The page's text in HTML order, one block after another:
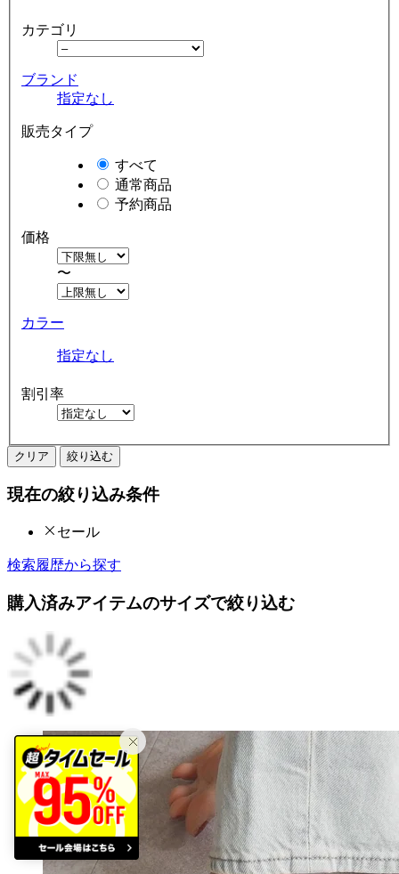
カテゴリ
ブランド
指定なし
販売タイプ
すべて
通常商品
予約商品
価格
〜
カラー
指定なし
割引率
クリア 絞り込む
現在の絞り込み条件
セール
検索履歴から探す
購入済みアイテムのサイズで絞り込む